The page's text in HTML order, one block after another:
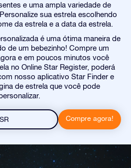
e uma ampla variedade de
sua estrela escolhendo
da estrela e a data da estrela.
é uma ótima maneira de
de um bebezinho! Compre um
e em poucos minutos você
no Online Star Register, poderá
nosso aplicativo Star Finder e
de estrela que você pode
Compre agora!